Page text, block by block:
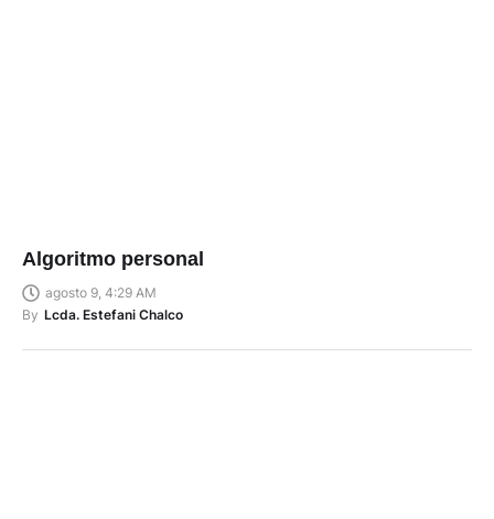
Algoritmo personal
agosto 9, 4:29 AM
By Lcda. Estefani Chalco